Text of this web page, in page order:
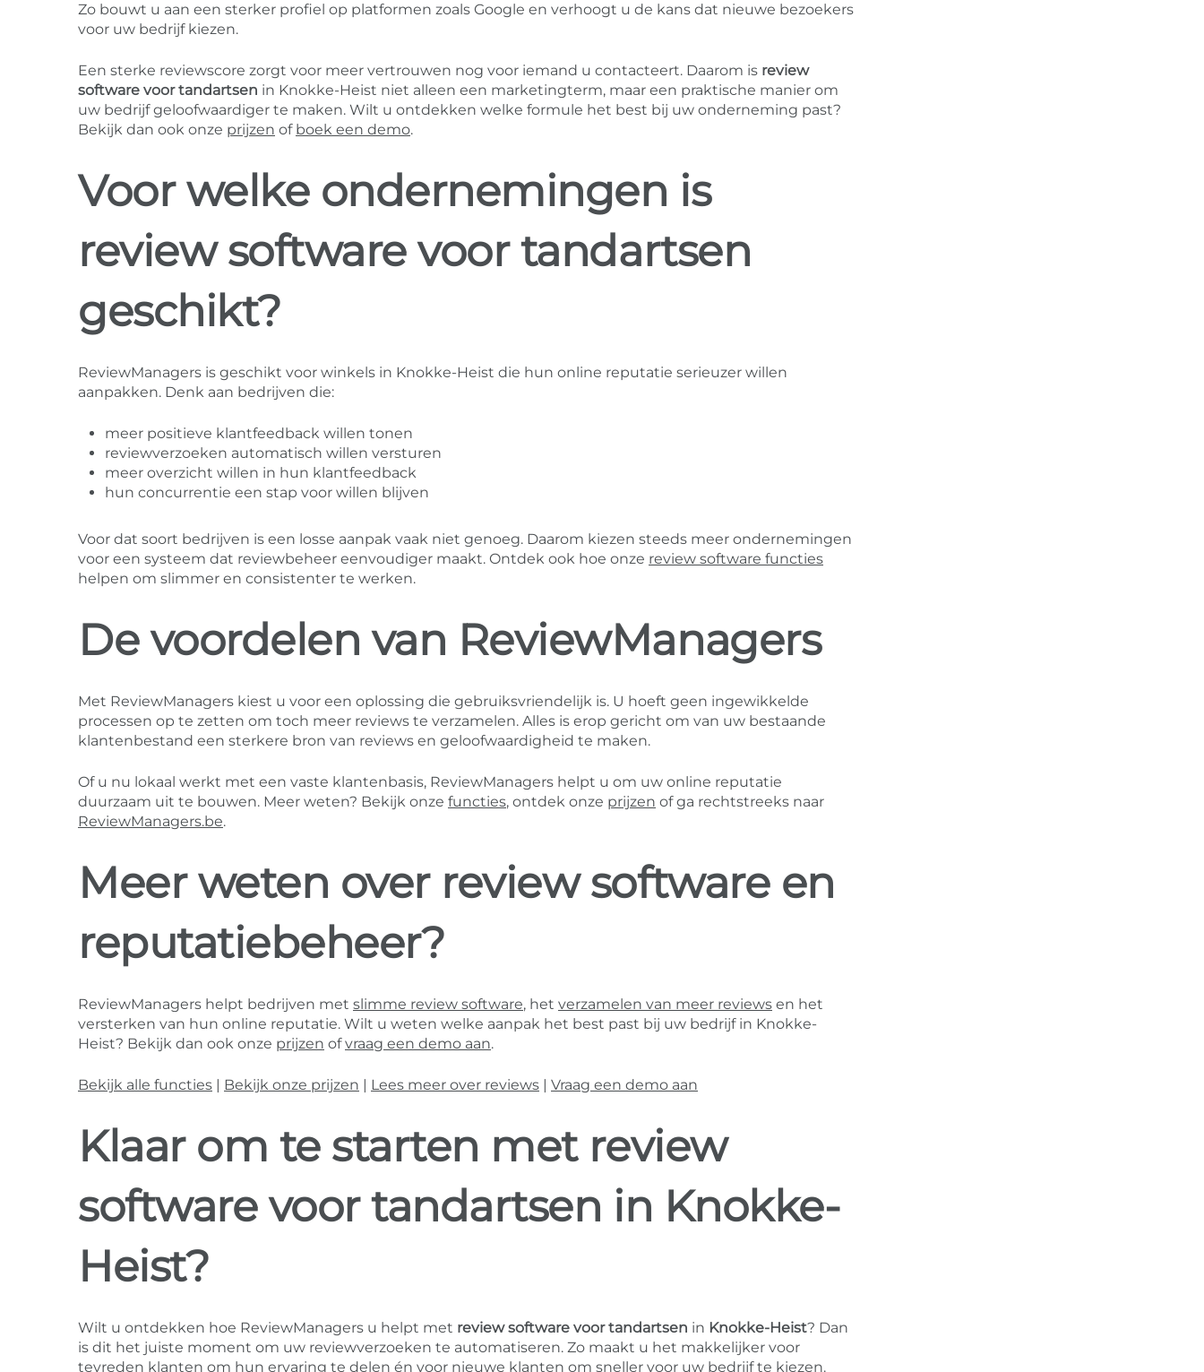
Zo bouwt u aan een sterker profiel op platformen zoals Google en verhoogt u de kans dat nieuwe bezoekers
voor uw bedrijf kiezen.
Een sterke reviewscore zorgt voor meer vertrouwen nog voor iemand u contacteert. Daarom is review
software voor tandartsen in Knokke-Heist niet alleen een marketingterm, maar een praktische manier om
uw bedrijf geloofwaardiger te maken. Wilt u ontdekken welke formule het best bij uw onderneming past?
Bekijk dan ook onze prijzen of boek een demo.
Voor welke ondernemingen is
review software voor tandartsen
geschikt?
ReviewManagers is geschikt voor winkels in Knokke-Heist die hun online reputatie serieuzer willen
aanpakken. Denk aan bedrijven die:
meer positieve klantfeedback willen tonen
reviewverzoeken automatisch willen versturen
meer overzicht willen in hun klantfeedback
hun concurrentie een stap voor willen blijven
Voor dat soort bedrijven is een losse aanpak vaak niet genoeg. Daarom kiezen steeds meer ondernemingen
voor een systeem dat reviewbeheer eenvoudiger maakt. Ontdek ook hoe onze review software functies
helpen om slimmer en consistenter te werken.
De voordelen van ReviewManagers
Met ReviewManagers kiest u voor een oplossing die gebruiksvriendelijk is. U hoeft geen ingewikkelde
processen op te zetten om toch meer reviews te verzamelen. Alles is erop gericht om van uw bestaande
klantenbestand een sterkere bron van reviews en geloofwaardigheid te maken.
Of u nu lokaal werkt met een vaste klantenbasis, ReviewManagers helpt u om uw online reputatie
duurzaam uit te bouwen. Meer weten? Bekijk onze functies, ontdek onze prijzen of ga rechtstreeks naar
ReviewManagers.be.
Meer weten over review software en
reputatiebeheer?
ReviewManagers helpt bedrijven met slimme review software, het verzamelen van meer reviews en het
versterken van hun online reputatie. Wilt u weten welke aanpak het best past bij uw bedrijf in Knokke-
Heist? Bekijk dan ook onze prijzen ofvraag een demo aan.
Bekijk alle functies Bekijk onze prijzen Lees meer over reviews Vraag een demo aan
Klaar om te starten met review
software voor tandartsen in Knokke-
Heist?
Wilt u ontdekken hoe ReviewManagers u helpt met review software voor tandartsen in Knokke-Heist? Dan
is dit het juiste moment om uw reviewverzoeken te automatiseren. Zo maakt u het makkelijker voor
tevreden klanten om hun ervaring te delen én voor nieuwe klanten om sneller voor uw bedrijf te kiezen.